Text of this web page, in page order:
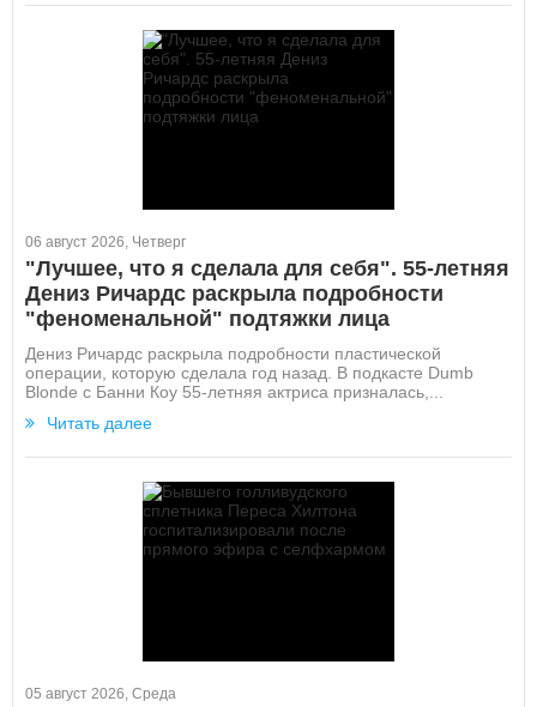
06 август 2026, Четверг
"Лучшее, что я сделала для себя". 55-летняя
Дениз Ричардс раскрыла подробности
"феноменальной" подтяжки лица
Дениз Ричардс раскрыла подробности пластической
операции, которую сделала год назад. В подкасте Dumb
Blonde с Банни Коу 55-летняя актриса призналась,...
Читать далее
05 август 2026, Среда